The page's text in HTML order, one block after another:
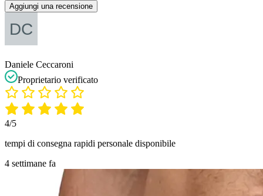
Aggiungi una recensione
Daniele Ceccaroni
Proprietario verificato
4/5
tempi di consegna rapidi personale disponibile
4 settimane fa